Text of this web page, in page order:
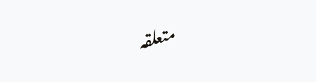
متعلقہ